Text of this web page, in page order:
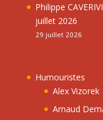
Philippe
juillet 2026
29 juillet 2026
Humouristes
Alex Vizorek
Arnaud